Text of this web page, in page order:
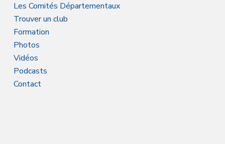
Les Comités Départementaux
Trouver un club
Formation
Photos
Vidéos
Podcasts
Contact